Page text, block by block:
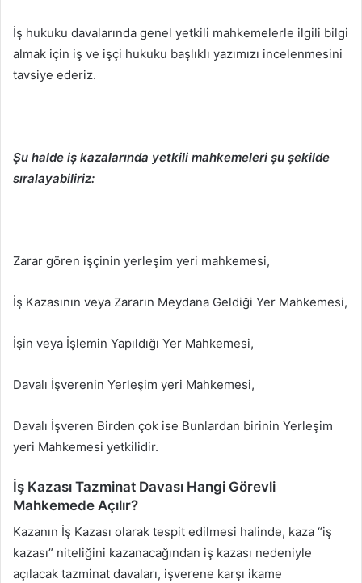
İş hukuku davalarında genel yetkili mahkemelerle ilgili bilgi
almak için iş ve işçi hukuku başlıklı yazımızı incelenmesini
tavsiye ederiz.
Şu halde iş kazalarında yetkili mahkemeleri şu şekilde
sıralayabiliriz:
Zarar gören işçinin yerleşim yeri mahkemesi,
İş Kazasının veya Zararın Meydana Geldiği Yer Mahkemesi,
İşin veya İşlemin Yapıldığı Yer Mahkemesi,
Davalı İşverenin Yerleşim yeri Mahkemesi,
Davalı İşveren Birden çok ise Bunlardan birinin Yerleşim
yeri Mahkemesi yetkilidir.
İş Kazası Tazminat Davası Hangi Görevli
Mahkemede Açılır?
Kazanın İş Kazası olarak tespit edilmesi halinde, kaza “iş
kazası” niteliğini kazanacağından iş kazası nedeniyle
açılacak tazminat davaları, işverene karşı ikame